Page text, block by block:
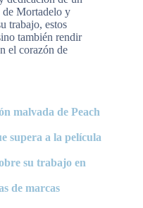
de Mortadelo y
trabajo, estos
también rendir
el corazón de
malvada de Peach
supera a la película
su trabajo en
de marcas